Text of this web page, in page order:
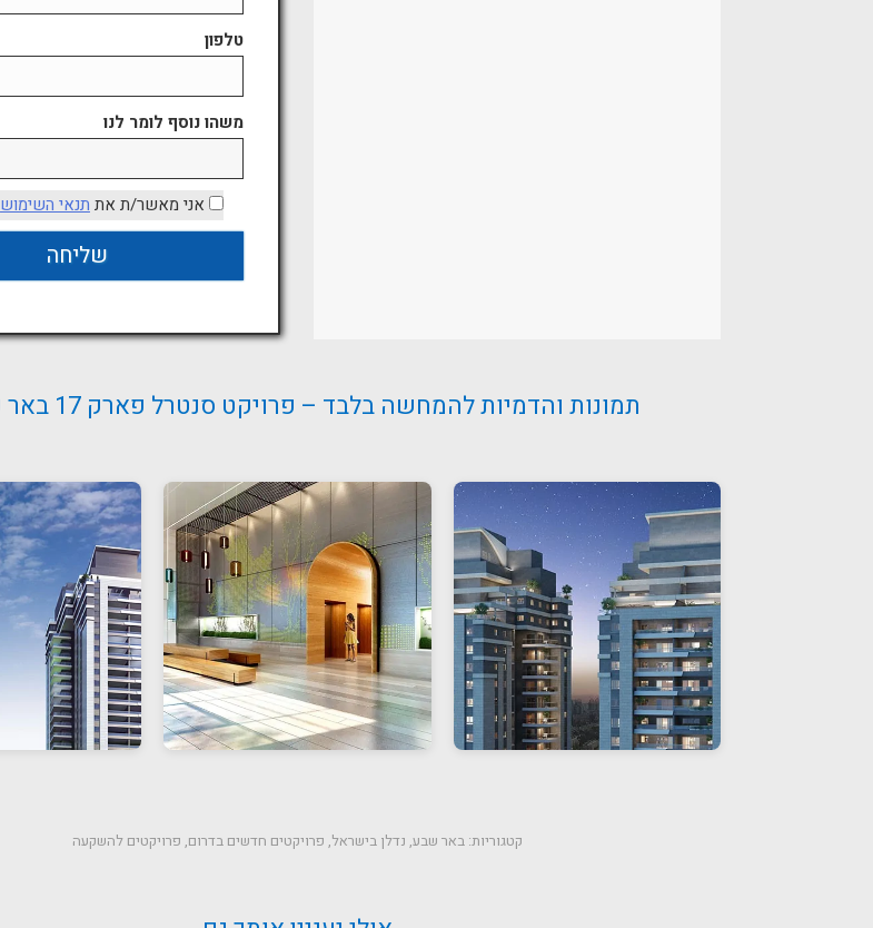
טלפון
משהו נוסף לומר לנו
אני מאשר/ת את תנאי השימוש
תמונות והדמיות להמחשה בלבד – פרויקט סנטרל פארק 17 באר שבע
קטגוריות:באר שבע, נדלן בישראל, פרויקטים חדשים בדרום, פרויקטים להשקעה